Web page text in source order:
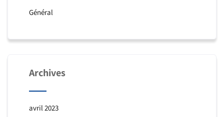
Général
Archives
avril 2023